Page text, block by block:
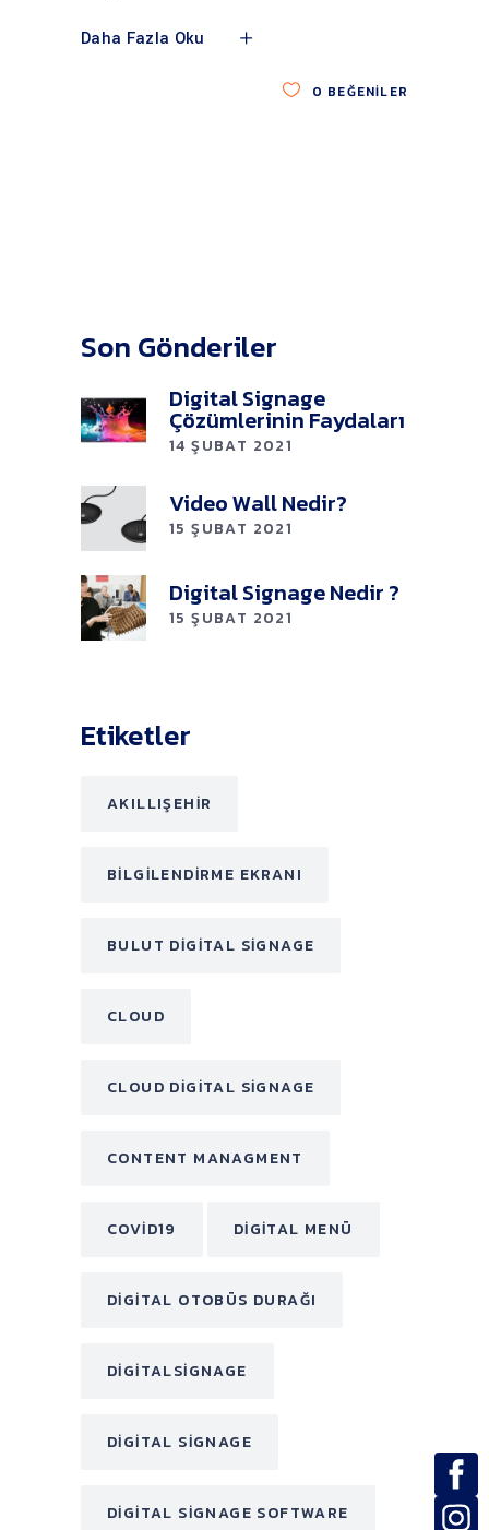
Daha Fazla Oku
0 BEĞENILER
Son Gönderiler
Digital Signage
Çözümlerinin Faydaları
14 ŞUBAT 2021
Video Wall Nedir?
15 ŞUBAT 2021
Digital Signage Nedir ?
15 ŞUBAT 2021
Etiketler
AKILLIŞEHIR
BILGILENDIRME EKRANI
BULUT DIGITAL SIGNAGE
CLOUD
CLOUD DIGITAL SIGNAGE
CONTENT MANAGMENT
COVID19 DIGITAL MENÜ
DIGITAL OTOBÜS DURAĞI
DIGITALSIGNAGE
DIGITAL SIGNAGE
DIGITAL SIGNAGE SOFTWARE